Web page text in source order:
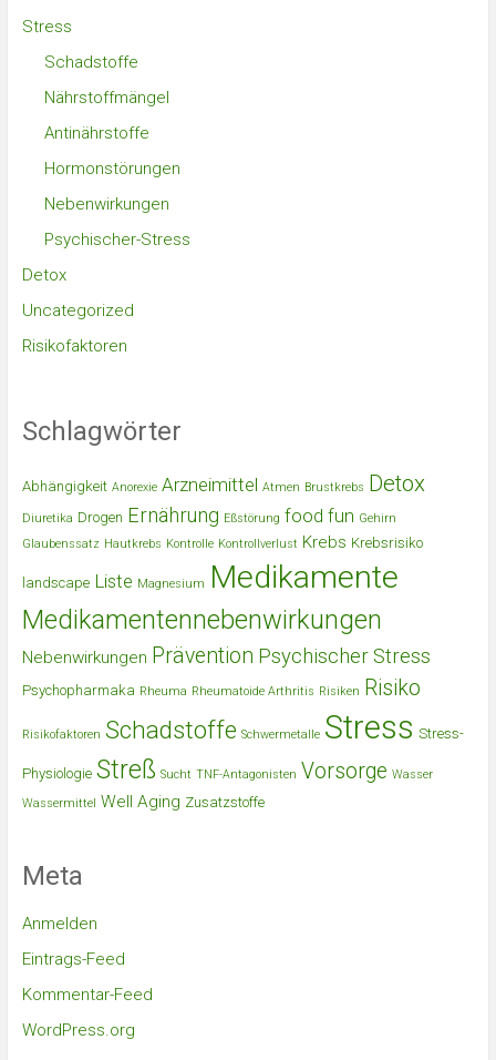
Stress
Schadstoffe
Nährstoffmängel
Antinährstoffe
Hormonstörungen
Nebenwirkungen
Psychischer-Stress
Detox
Uncategorized
Risikofaktoren
Schlagwörter
Abhängigkeit Anorexie Arzneimittel Atmen Brustkrebs Detox
Diuretika Drogen Ernährung Eßstörung food fun Gehirn
Glaubenssatz Hautkrebs Kontrolle Kontrollverlust Krebs Krebsrisiko
landscape Liste Magnesium Medikamente
Medikamentennebenwirkungen
Nebenwirkungen Prävention Psychischer Stress
Psychopharmaka Rheuma Rheumatoide Arthritis Risiken Risiko
Risikofaktoren Schadstoffe Schwermetalle Stress Stress-
Physiologie Streß Sucht TNF-Antagonisten Vorsorge Wasser
Wassermittel Well Aging Zusatzstoffe
Meta
Anmelden
Eintrags-Feed
Kommentar-Feed
WordPress.org